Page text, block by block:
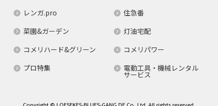
レンガ.pro
住急番
菜園&ガーデン
灯油宅配
コメリハード&グリーン
コメリパワー
プロ特集
電動工具・機械レンタル
サービス